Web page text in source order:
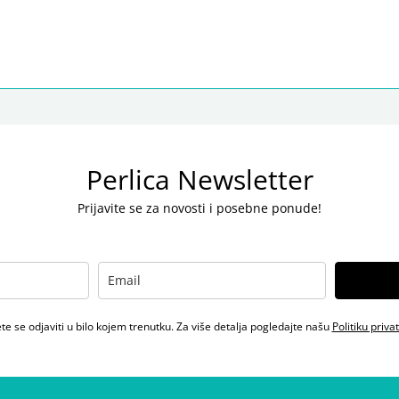
Perlica Newsletter
Prijavite se za novosti i posebne ponude!
se odjaviti u bilo kojem trenutku. Za više detalja pogledajte našu Politiku